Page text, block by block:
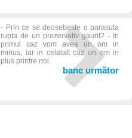
- Prin ce se deosebeste o parasuta
rupta de un prezervativ gaurit? - In
primul caz vom avea un om in
minus, iar in celalalt caz un om in
plus printre noi.
banc următor